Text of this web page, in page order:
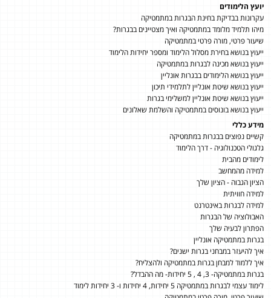
יועץ הלימודים
עקרונות בבדיקת בחינת הבגרות במתמטיקה
מיהו תלמיד מלומד במתמטיקה ואיך מצטיינים בבגרות?
שיעור פרטי, מורה פרטי במתמטיקה
ייעוץ בנושא בחירת מסלול הלימוד ומספר יחידות הלימוד
ייעוץ בנושא מכינה לבגרות במתמטיקה
ייעוץ בנושא הלימודים בבגרות אונליין
ייעוץ בנושא שיטת אונליין לתלמידי תיכון
ייעוץ בנושא שיטת אונליין למשלימי בגרות
ייעוץ בנושא בונוסים במתמטיקה והשלמת שאלונים
מידע כללי
קשיים נפוצים בבגרות במתמטיקה
גלגולי הטכנולוגיה - דרך הלימוד
לימודים מהבית
למידה מהמחשב
הציון הגבוה - הציון שלך
למידה חוויתית
למידה לבגרות באינטרנט
האבולוציה של הבגרות
הפתרון לבעיה שלך
בגרות במתמטיקה אונליין
איך להיעזר במבחני בגרות ישנים?
איך ללמוד למבחן בגרות במתמטיקה ולהצליח?
בגרות במתמטיקה- 3, 4 , 5 יחידות- מה ההבדל?
לימוד עצמי לבגרות במתמטיקה 5 יחידות, 4 יחידות ו- 3 יחידות לימוד